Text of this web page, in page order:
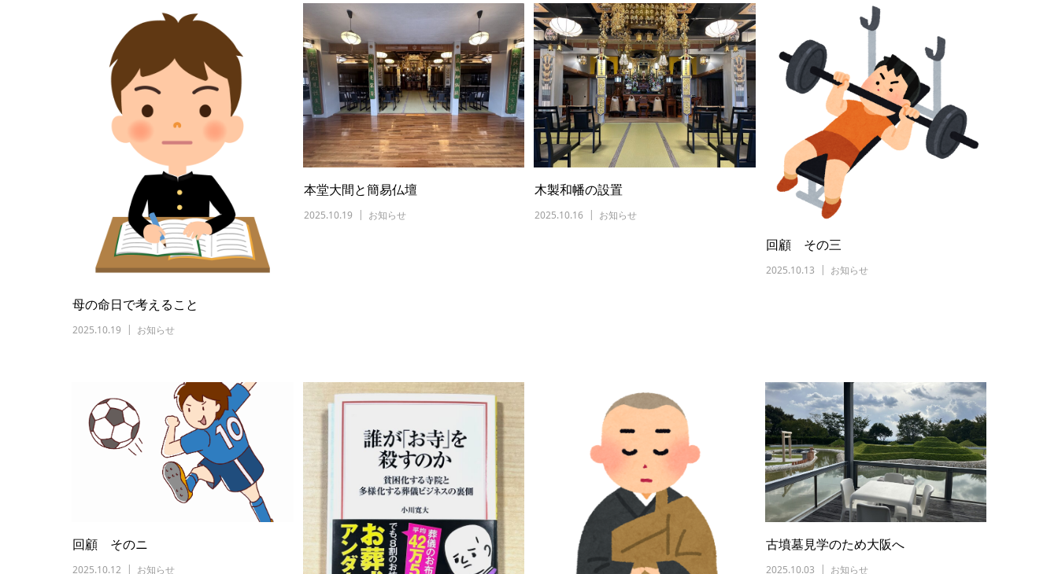
母の命日で考えること
2025.10.19
お知らせ
本堂大間と簡易仏壇
2025.10.19
お知らせ
木製和幡の設置
2025.10.16
お知らせ
回顧 その三
2025.10.13
お知らせ
回顧 そのニ
2025.10.12
お知らせ
古墳墓見学のため大阪へ
2025.10.03
お知らせ